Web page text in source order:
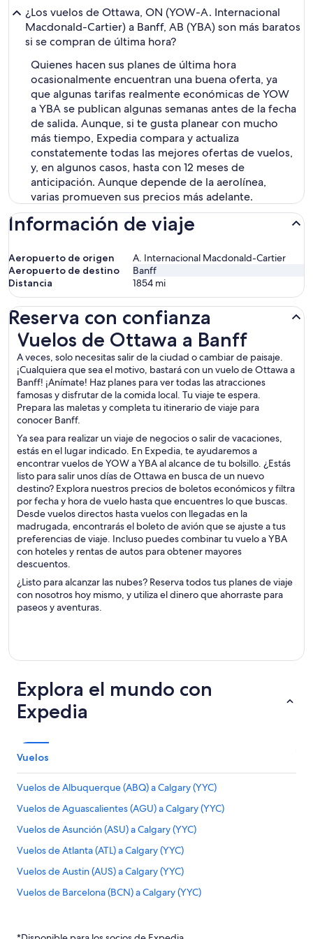
¿Los vuelos de Ottawa, ON (YOW-A. Internacional
Macdonald-Cartier) a Banff, AB (YBA) son más baratos
si se compran de última hora?
Quienes hacen sus planes de última hora
ocasionalmente encuentran una buena oferta, ya
que algunas tarifas realmente económicas de YOW
a YBA se publican algunas semanas antes de la fecha
de salida. Aunque, si te gusta planear con mucho
más tiempo, Expedia compara y actualiza
constatemente todas las mejores ofertas de vuelos,
y, en algunos casos, hasta con 12 meses de
anticipación. Aunque depende de la aerolínea,
varias promueven sus precios más adelante.
Información de viaje
Aeropuerto de origen
A. Internacional Macdonald-Cartier
Aeropuerto de destino
Banff
Distancia
1854 mi
Reserva con confianza
Vuelos de Ottawa a Banff
A veces, solo necesitas salir de la ciudad o cambiar de paisaje.
¡Cualquiera que sea el motivo, bastará con un vuelo de Ottawa a
Banff! ¡Anímate! Haz planes para ver todas las atracciones
famosas y disfrutar de la comida local. Tu viaje te espera.
Prepara las maletas y completa tu itinerario de viaje para
conocer Banff.
Ya sea para realizar un viaje de negocios o salir de vacaciones,
estás en el lugar indicado. En Expedia, te ayudaremos a
encontrar vuelos de YOW a YBA al alcance de tu bolsillo. ¿Estás
listo para salir unos días de Ottawa en busca de un nuevo
destino? Explora nuestros precios de boletos económicos y filtra
por fecha y hora de vuelo hasta que encuentres lo que buscas.
Desde vuelos directos hasta vuelos con llegadas en la
madrugada, encontrarás el boleto de avión que se ajuste a tus
preferencias de viaje. Incluso puedes combinar tu vuelo a YBA
con hoteles y rentas de autos para obtener mayores
descuentos.
¿Listo para alcanzar las nubes? Reserva todos tus planes de viaje
con nosotros hoy mismo, y utiliza el dinero que ahorraste para
paseos y aventuras.
Vuelos de Ottawa a Banff
Explora el mundo con
Expedia
Vuelos
Vuelos de Albuquerque (ABQ) a Calgary (YYC)
Vuelos de Aguascalientes (AGU) a Calgary (YYC)
Vuelos de Asunción (ASU) a Calgary (YYC)
Vuelos de Atlanta (ATL) a Calgary (YYC)
Vuelos de Austin (AUS) a Calgary (YYC)
Vuelos de Barcelona (BCN) a Calgary (YYC)
Vuelos de León (BJX) a Calgary (YYC)